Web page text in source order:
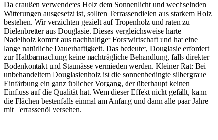
Da draußen verwendetes Holz dem Sonnenlicht und wechselnden
Witterungen ausgesetzt ist, sollten Terrassendielen aus starkem Holz
bestehen. Wir verzichten gezielt auf Tropenholz und raten zu
Dielenbretter aus Douglasie. Dieses vergleichsweise harte
Nadelholz kommt aus nachhaltiger Forstwirtschaft und hat eine
lange natürliche Dauerhaftigkeit. Das bedeutet, Douglasie erfordert
zur Haltbarmachung keine nachträgliche Behandlung, falls direkter
Bodenkontakt und Staunässe vermieden werden. Kleiner Rat: Bei
unbehandeltem Douglasienholz ist die sonnenbedingte silbergraue
Einfärbung ein ganz üblicher Vorgang, der überhaupt keinen
Einfluss auf die Qualität hat. Wem dieser Effekt nicht gefällt, kann
die Flächen bestenfalls einmal am Anfang und dann alle paar Jahre
mit Terrassenöl versehen.